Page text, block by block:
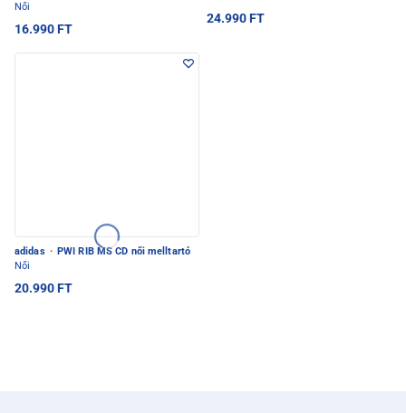
Női
16.990 FT
24.990 FT
adidas · PWI RIB MS CD női melltartó
Női
20.990 FT